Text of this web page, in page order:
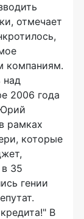
отмечает
компаниям.
над
2006 года
рамках
которые
35
гении
В